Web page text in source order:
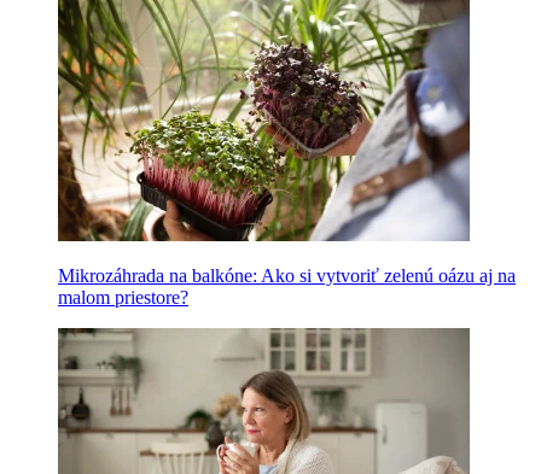
Mikrozáhrada na balkóne: Ako si vytvoriť zelenú oázu aj na
malom priestore?